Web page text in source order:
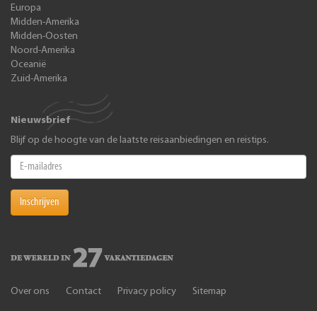
Europa
Midden-Amerika
Midden-Oosten
Noord-Amerika
Oceanië
Zuid-Amerika
Nieuwsbrief
Blijf op de hoogte van de laatste reisaanbiedingen en reistips.
Inschrijven
Over ons Contact Privacy policy Sitemap